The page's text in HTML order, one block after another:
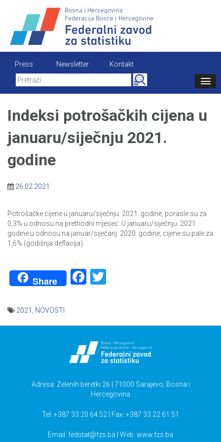
content
Press Newsletter
Kontakt
Search
for:
Indeksi potrošačkih cijena u
januaru/siječnju 2021.
godine
26.02.2021
Potrošačke cijene u januaru/siječnju 2021. godine, porasle su za
0,3% u odnosu na prethodni mjesec. U januaru/siječnju 2021.
godine u odnosu na januar/siječanj 2020. godine, cijene su pale za
1,6% (godišnja deflacija).
Share Facebook
2021 NOVOSTI
Adresa: Zelenih beretki 26 | 71000 Sarajevo, Bosna i
Hercegovina
Tel: +387 33 20 64 52 | Fax: +387 33 22 61 51
Email: fedstat@fzs.ba | Web: www.fzs.ba